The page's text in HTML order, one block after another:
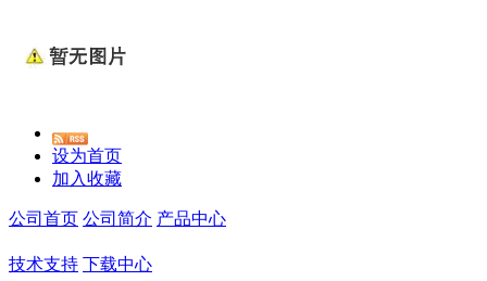
设为首页
加入收藏
公司首页 公司简介 产品中心
技术支持 下载中心